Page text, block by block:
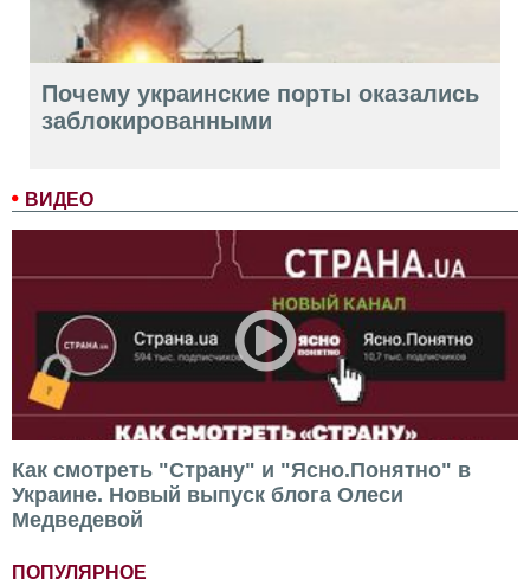
ВИДЕО
Как смотреть "Страну" и "Ясно.Понятно" в
Украине. Новый выпуск блога Олеси
Медведевой
ПОПУЛЯРНОЕ
Почему украинские порты оказались
заблокированными